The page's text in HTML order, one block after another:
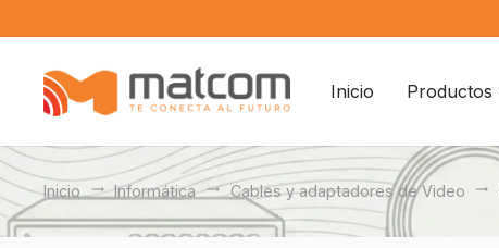
Inicio Productos
Inicio trending_flat Informática trending_flat Cables y adaptadores de Video trending_flat